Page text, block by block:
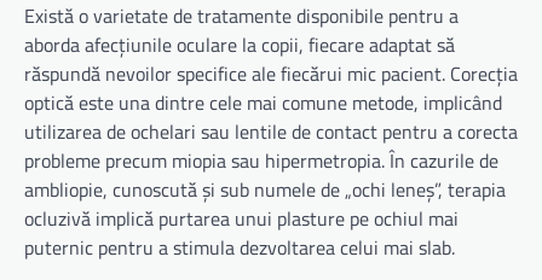
Există o varietate de tratamente disponibile pentru a
aborda afecțiunile oculare la copii, fiecare adaptat să
răspundă nevoilor specifice ale fiecărui mic pacient. Corecția
optică este una dintre cele mai comune metode, implicând
utilizarea de ochelari sau lentile de contact pentru a corecta
probleme precum miopia sau hipermetropia. În cazurile de
ambliopie, cunoscută și sub numele de „ochi leneș”, terapia
ocluzivă implică purtarea unui plasture pe ochiul mai
puternic pentru a stimula dezvoltarea celui mai slab.